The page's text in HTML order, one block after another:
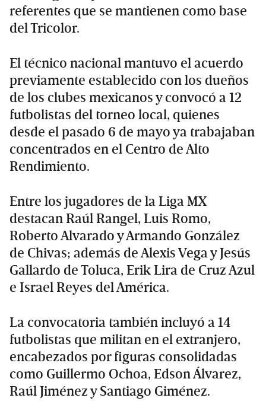
referentes que se mantienen como base
del Tricolor.
El técnico nacional mantuvo el acuerdo
previamente establecido con los dueños
de los clubes mexicanos y convocó a 12
futbolistas del torneo local, quienes
desde el pasado 6 de mayo ya trabajaban
concentrados en el Centro de Alto
Rendimiento.
Entre los jugadores de la Liga MX
destacan Raúl Rangel, Luis Romo,
Roberto Alvarado y Armando González
de Chivas; además de Alexis Vega y Jesús
Gallardo de Toluca, Erik Lira de Cruz Azul
e Israel Reyes del América.
La convocatoria también incluyó a 14
futbolistas que militan en el extranjero,
encabezados por figuras consolidadas
como Guillermo Ochoa, Edson Álvarez,
Raúl Jiménez y Santiago Giménez.